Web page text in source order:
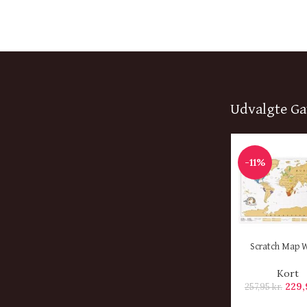
Udvalgte
-11%
KØB HER
Scratch Map
Kort
257,95kr.